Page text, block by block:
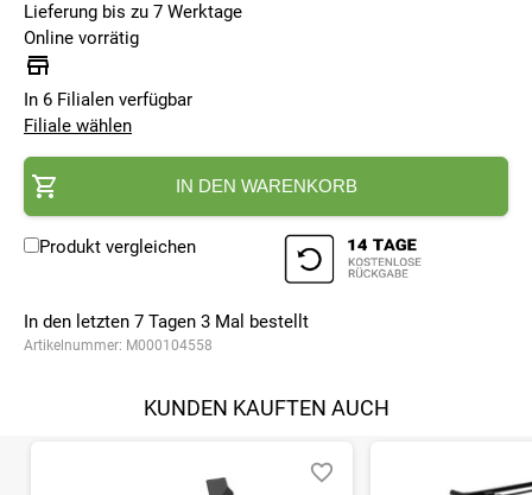
Lieferung bis zu 7 Werktage
Online vorrätig
In 6 Filialen verfügbar
Filiale wählen
IN DEN WARENKORB
Produkt vergleichen
In den letzten 7 Tagen 3 Mal bestellt
Artikelnummer: M000104558
KUNDEN KAUFTEN AUCH